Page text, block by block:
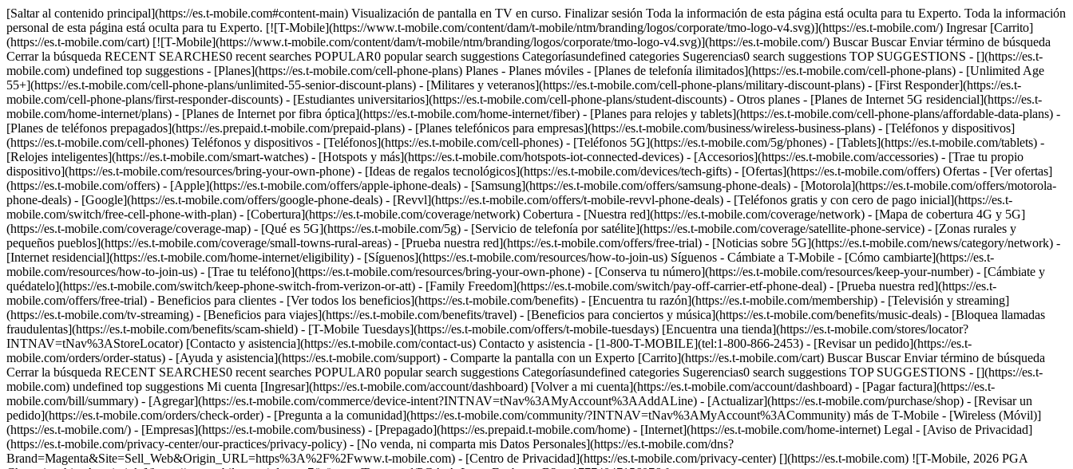
[Saltar al contenido principal](https://es.t-mobile.com#content-main) Visualización de pantalla en TV en curso. Finalizar sesión Toda la información de esta página está oculta para tu Experto. Toda la información personal de esta página está oculta para tu Experto. [![T-Mobile](https://www.t-mobile.com/content/dam/t-mobile/ntm/branding/logos/corporate/tmo-logo-v4.svg)](https://es.t-mobile.com/) Ingresar [Carrito](https://es.t-mobile.com/cart) [![T-Mobile](https://www.t-mobile.com/content/dam/t-mobile/ntm/branding/logos/corporate/tmo-logo-v4.svg)](https://es.t-mobile.com/) Buscar Buscar Enviar término de búsqueda Cerrar la búsqueda RECENT SEARCHES0 recent searches POPULAR0 popular search suggestions Categoríasundefined categories Sugerencias0 search suggestions TOP SUGGESTIONS - [](https://es.t-mobile.com) undefined top suggestions - [Planes](https://es.t-mobile.com/cell-phone-plans) Planes - Planes móviles - [Planes de telefonía ilimitados](https://es.t-mobile.com/cell-phone-plans) - [Unlimited Age 55+](https://es.t-mobile.com/cell-phone-plans/unlimited-55-senior-discount-plans) - [Militares y veteranos](https://es.t-mobile.com/cell-phone-plans/military-discount-plans) - [First Responder](https://es.t-mobile.com/cell-phone-plans/first-responder-discounts) - [Estudiantes universitarios](https://es.t-mobile.com/cell-phone-plans/student-discounts) - Otros planes - [Planes de Internet 5G residencial](https://es.t-mobile.com/home-internet/plans) - [Planes de Internet por fibra óptica](https://es.t-mobile.com/home-internet/fiber) - [Planes para relojes y tablets](https://es.t-mobile.com/cell-phone-plans/affordable-data-plans) - [Planes de teléfonos prepagados](https://es.prepaid.t-mobile.com/prepaid-plans) - [Planes telefónicos para empresas](https://es.t-mobile.com/business/wireless-business-plans) - [Teléfonos y dispositivos](https://es.t-mobile.com/cell-phones) Teléfonos y dispositivos - [Teléfonos](https://es.t-mobile.com/cell-phones) - [Teléfonos 5G](https://es.t-mobile.com/5g/phones) - [Tablets](https://es.t-mobile.com/tablets) - [Relojes inteligentes](https://es.t-mobile.com/smart-watches) - [Hotspots y más](https://es.t-mobile.com/hotspots-iot-connected-devices) - [Accesorios](https://es.t-mobile.com/accessories) - [Trae tu propio dispositivo](https://es.t-mobile.com/resources/bring-your-own-phone) - [Ideas de regalos tecnológicos](https://es.t-mobile.com/devices/tech-gifts) - [Ofertas](https://es.t-mobile.com/offers) Ofertas - [Ver ofertas](https://es.t-mobile.com/offers) - [Apple](https://es.t-mobile.com/offers/apple-iphone-deals) - [Samsung](https://es.t-mobile.com/offers/samsung-phone-deals) - [Motorola](https://es.t-mobile.com/offers/motorola-phone-deals) - [Google](https://es.t-mobile.com/offers/google-phone-deals) - [Revvl](https://es.t-mobile.com/offers/t-mobile-revvl-phone-deals) - [Teléfonos gratis y con cero de pago inicial](https://es.t-mobile.com/switch/free-cell-phone-with-plan) - [Cobertura](https://es.t-mobile.com/coverage/network) Cobertura - [Nuestra red](https://es.t-mobile.com/coverage/network) - [Mapa de cobertura 4G y 5G](https://es.t-mobile.com/coverage/coverage-map) - [Qué es 5G](https://es.t-mobile.com/5g) - [Servicio de telefonía por satélite](https://es.t-mobile.com/coverage/satellite-phone-service) - [Zonas rurales y pequeños pueblos](https://es.t-mobile.com/coverage/small-towns-rural-areas) - [Prueba nuestra red](https://es.t-mobile.com/offers/free-trial) - [Noticias sobre 5G](https://es.t-mobile.com/news/category/network) - [Internet residencial](https://es.t-mobile.com/home-internet/eligibility) - [Síguenos](https://es.t-mobile.com/resources/how-to-join-us) Síguenos - Cámbiate a T-Mobile - [Cómo cambiarte](https://es.t-mobile.com/resources/how-to-join-us) - [Trae tu teléfono](https://es.t-mobile.com/resources/bring-your-own-phone) - [Conserva tu número](https://es.t-mobile.com/resources/keep-your-number) - [Cámbiate y quédatelo](https://es.t-mobile.com/switch/keep-phone-switch-from-verizon-or-att) - [Family Freedom](https://es.t-mobile.com/switch/pay-off-carrier-etf-phone-deal) - [Prueba nuestra red](https://es.t-mobile.com/offers/free-trial) - Beneficios para clientes - [Ver todos los beneficios](https://es.t-mobile.com/benefits) - [Encuentra tu razón](https://es.t-mobile.com/membership) - [Televisión y streaming](https://es.t-mobile.com/tv-streaming) - [Beneficios para viajes](https://es.t-mobile.com/benefits/travel) - [Beneficios para conciertos y música](https://es.t-mobile.com/benefits/music-deals) - [Bloquea llamadas fraudulentas](https://es.t-mobile.com/benefits/scam-shield) - [T-Mobile Tuesdays](https://es.t-mobile.com/offers/t-mobile-tuesdays) [Encuentra una tienda](https://es.t-mobile.com/stores/locator?INTNAV=tNav%3AStoreLocator) [Contacto y asistencia](https://es.t-mobile.com/contact-us) Contacto y asistencia - [1-800-T-MOBILE](tel:1-800-866-2453) - [Revisar un pedido](https://es.t-mobile.com/orders/order-status) - [Ayuda y asistencia](https://es.t-mobile.com/support) - Comparte la pantalla con un Experto [Carrito](https://es.t-mobile.com/cart) Buscar Buscar Enviar término de búsqueda Cerrar la búsqueda RECENT SEARCHES0 recent searches POPULAR0 popular search suggestions Categoríasundefined categories Sugerencias0 search suggestions TOP SUGGESTIONS - [](https://es.t-mobile.com) undefined top suggestions Mi cuenta [Ingresar](https://es.t-mobile.com/account/dashboard) [Volver a mi cuenta](https://es.t-mobile.com/account/dashboard) - [Pagar factura](https://es.t-mobile.com/bill/summary) - [Agregar](https://es.t-mobile.com/commerce/device-intent?INTNAV=tNav%3AMyAccount%3AAddALine) - [Actualizar](https://es.t-mobile.com/purchase/shop) - [Revisar un pedido](https://es.t-mobile.com/orders/check-order) - [Pregunta a la comunidad](https://es.t-mobile.com/community/?INTNAV=tNav%3AMyAccount%3ACommunity) más de T-Mobile - [Wireless (Móvil)](https://es.t-mobile.com/) - [Empresas](https://es.t-mobile.com/business) - [Prepagado](https://es.prepaid.t-mobile.com/home) - [Internet](https://es.t-mobile.com/home-internet) Legal - [Aviso de Privacidad](https://es.t-mobile.com/privacy-center/our-practices/privacy-policy) - [No venda, ni comparta mis Datos Personales](https://es.t-mobile.com/dns?Brand=Magenta&Site=Sell_Web&Origin_URL=https%3A%2F%2Fwww.t-mobile.com) - [Centro de Privacidad](https://es.t-mobile.com/privacy-center) [](https://es.t-mobile.com) ![T-Mobile, 2026 PGA Championship, Aronimink.](https://es.t-mobile.com/sdscene7/is/image/Tmusprod/PGA-A-Logo-Eyebrow-B?ts=1777404715607&fmt=png-alpha&qlt=85%2C0&resMode=sharp2&op_usm=1.75%2C0.3%2C2%2C0&dpr=off) La Mejor Red del País da cobertura al PGA Championship. Ya sea que estés viendo el torneo desde casa o siguiendo la acción en el campo, T-Mobile mantiene a sus miembros conectados a cada swing, cada momento destacado y cada instante. La mejor red móvil del país según Ookla® Speedtest®. Ver términos completos Según análisis de datos Speedtest Intelligence® realizado por Ookla® para el semestre 2 de 2025. Las marcas comerciales de Ookla se usan bajo licencia y se reproducen con permiso. ![Wyndham Clark, Nelly Korda, Max Homa y Brooke Henderson.](https://es.t-mobile.com/sdscene7/is/image/Tmusprod/M2-FG-01:16x9?fmt=png&fmt=png-alpha&qlt=100%2C0&resMode=sharp2&op_usm=1.75%2C0.3%2C2%2C0) Cada swing es mejor con T-Mobile. Desde acceso exclusivo hasta experiencias inolvidables para los fans que solo puedes vivir con nosotros: ser miembro de T-Mobile es algo especial. Si te encanta el golf, no hay mejor lugar donde estar. [Comienza tu cambio ya](https://es.t-mobile.com/switch/get-started) [Descubre todos nuestros beneficios](https://es.t-mobile.com/benefits) Ver términos completos ![c](https://es.t-mobile.com/sdscene7/is/image/Tmusprod/M2-FG-01:4x3?fmt=png&fmt=png-alpha&qlt=100%2C0&resMode=sharp2&op_usm=1.75%2C0.3%2C2%2C0) Se completa en 15 minutos por línea. \[Tiempo medio de finalización del proceso mediante la app T-Life; la activación puede tardar más (por ejemplo, en teléfonos bloqueados).] La activación del dispositivo y la transferencia de datos y del número llevarán más tiempo. Los miembros tienen acceso exclusivo al Club Magenta de T-Mobile. Con cómodos asientos, apariciones sorpresa de artistas y mucho más, el Club Magenta ofrece una experiencia única para disfrutar del golf que solo T-Mobile puede ofrecer. Los miembros tienen acceso exclusivo al Club Magenta de T-Mobile. Con cómodos asientos, apariciones sorpresa de artistas y mucho más, el Club Magenta ofrece una experiencia única para disfrutar del golf que solo T-Mobile puede ofrecer. Se requiere plan elegible y Magenta Pass. ![Una usuaria de T-Mobile muestra encantada los regalos promocionales que recibió.](https://es.t-mobile.com/sdscene7/is/image/Tmusprod/Giveaway-4x3-00:HERO-desktop?fmt=jpg&qlt=85%2C0&resMode=sharp2&op_usm=1.75%2C0.3%2C2%2C0) ## Obsequios premium [Obsequios premium](https://es.t-mobile.com) Obsequios premium En el Club Magenta, los socios tienen acceso exclusivo a regalos premium durante toda la semana. Nuestros beneficios son así de buenos. ## Obsequios premium ![Una mano sosteniendo un cóctel Magenta.](https://es.t-mobile.com/sdscene7/is/image/Tmusprod/MagentaHour-4x3-00:HERO-desktop?fmt=jpg&qlt=85%2C0&resMode=sharp2&op_usm=1.75%2C0.3%2C2%2C0) ## Magenta Hour [Magenta Hour](https://es.t-mobile.com) Magenta Hour ¿Quieres probar el estilo T-Life? El Club Magenta cuenta con un bar privado, donde los socios pueden disfrutar de bebidas por cuenta nuestra durante la Magenta Hour. ## Magenta Hour ![Una mano coloca un celular en una estación de carga.](https://es.t-mobile.com/sdscene7/is/image/Tmusprod/Charging-4x3:HERO-desktop?fmt=jpg&qlt=85%2C0&resMode=sharp2&op_usm=1.75%2C0.3%2C2%2C0) ## Recarga de cortesía [R